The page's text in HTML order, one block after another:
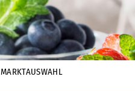
MARKTAUSWAHL